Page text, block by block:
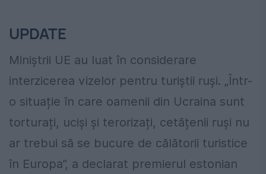
UPDATE
Miniștrii UE au luat în considerare
interzicerea vizelor pentru turiștii ruși. „Într-
o situație în care oamenii din Ucraina sunt
torturați, uciși și terorizați, cetățenii ruși nu
ar trebui să se bucure de călătorii turistice
în Europa”, a declarat premierul estonian